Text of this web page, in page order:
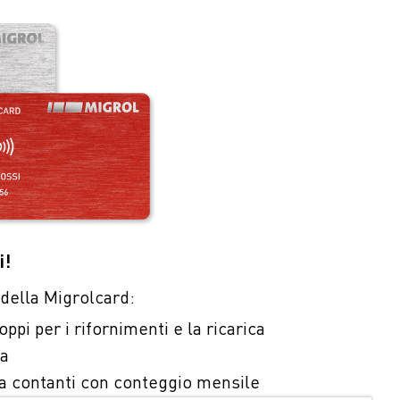
Migrolcard:
per i rifornimenti e la ricarica
contanti con conteggio mensile